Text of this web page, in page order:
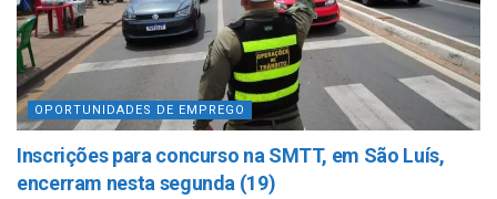
OPORTUNIDADES DE EMPREGO
Inscrições para concurso na SMTT, em São Luís,
encerram nesta segunda (19)